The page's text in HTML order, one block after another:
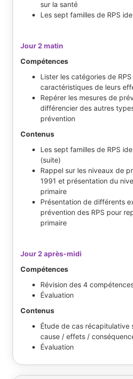
sur la santé
Les sept familles de RPS
Jour 2 matin
Compétences
Lister les catégories de
caractéristiques de leurs
Repérer les mesures de
différencier des autres
prévention
Contenus
Les sept familles de RPS
(suite)
Rappel sur les niveaux de
1991 et présentation du
primaire
Présentation de différents
prévention des RPS pour
primaire
Jour 2 après-midi
Compétences
Révision des 4
Évaluation
Contenus
Étude de cas récapitulative
cause / effets /
Évaluation